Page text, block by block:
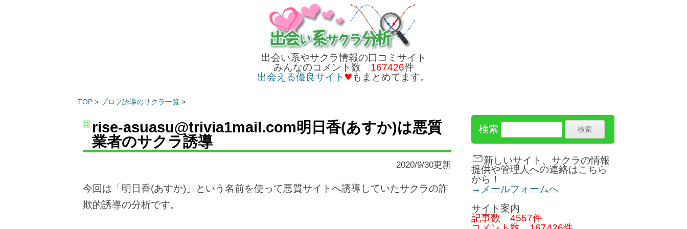
出会い系やサクラ情報の口コミサイト
みんなのコメント数 167426件
出会える優良サイト
もまとめてます。
TOP > プロフ誘導のサクラ一覧 >
rise-asuasu@trivia1mail.com明日香(あすか)は悪質
業者のサクラ誘導
2020/9/30更新
今回は「明日香(あすか)」という名前を使って悪質サイトへ誘導していたサクラの詐
欺的誘導の分析です。
検索
新しいサイト、サクラの情報
提供や管理人への連絡はこちら
から！
→メールフォームへ
サイト案内
記事数 4557件